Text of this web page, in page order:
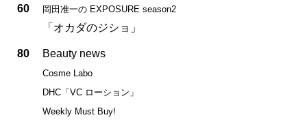
60 岡田准一の EXPOSURE season2
「オカダのジショ」
80 Beauty news
Cosme Labo
DHC「VC ローション」
Weekly Must Buy!